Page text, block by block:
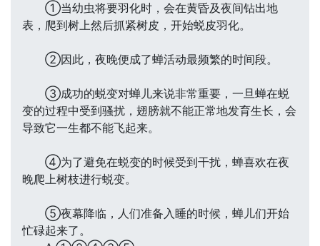
①当幼虫将要羽化时，会在黄昏及夜间钻出地
表，爬到树上然后抓紧树皮，开始蜕皮羽化。
②因此，夜晚便成了蝉活动最频繁的时间段。
③成功的蜕变对蝉儿来说非常重要，一旦蝉在蜕
变的过程中受到骚扰，翅膀就不能正常地发育生长，会
导致它一生都不能飞起来。
④为了避免在蜕变的时候受到干扰，蝉喜欢在夜
晚爬上树枝进行蜕变。
⑤夜幕降临，人们准备入睡的时候，蝉儿们开始
忙碌起来了。